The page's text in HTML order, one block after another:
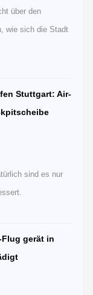
über den
wie sich die Stadt
Stuttgart: Air-
sind es nur
gerät in